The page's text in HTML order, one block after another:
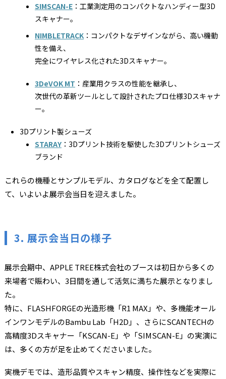
SIMSCAN-E：工業測定用のコンパクトなハンディー型3D
スキャナー。
NIMBLETRACK：コンパクトなデザインながら、高い機動
性を備え、
完全にワイヤレス化された3Dスキャナー。
3DeVOK MT ：産業用クラスの性能を継承し、
次世代の革新ツールとして設計されたプロ仕様3Dスキャナ
ー。
3Dプリント製シューズ
STARAY：3Dプリント技術を駆使した3Dプリントシューズ
ブランド
これらの機種とサンプルモデル、カタログなどを全て配置し
て、いよいよ展示会当日を迎えました。
3. 展示会当日の様子
展示会期中、APPLE TREE株式会社のブースは初日から多くの
来場者で賑わい、3日間を通して活気に満ちた展示となりまし
た。
特に、FLASHFORGEの光造形機「R1 MAX」や、多機能オール
インワンモデルのBambu Lab「H2D」、さらにSCANTECHの
高精度3Dスキャナー「KSCAN-E」や「SIMSCAN-E」の実演に
は、多くの方が足を止めてくださいました。
実機デモでは、造形品質やスキャン精度、操作性などを実際に